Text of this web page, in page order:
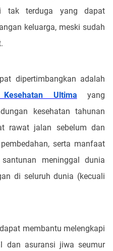
tak terduga yang dapat
keluarga, meski sudah
dipertimbangkan adalah
Ultima yang
kesehatan tahunan
rawat jalan sebelum dan
serta manfaat
meninggal dunia
di seluruh dunia (kecuali
membantu melengkapi
dan asuransi jiwa seumur